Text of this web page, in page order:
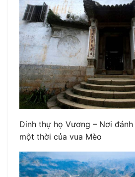
Dinh thự họ Vương – Nơi
một thời của vua Mèo